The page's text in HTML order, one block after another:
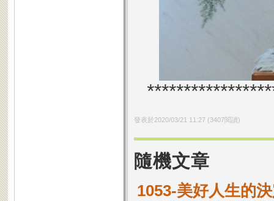
發表於2020/03/21 11:27(3407閱讀)
隨機文章
1053-美好人生的